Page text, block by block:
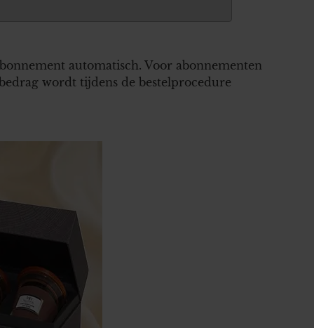
automatisch. Voor abonnementen
wordt tijdens de bestelprocedure